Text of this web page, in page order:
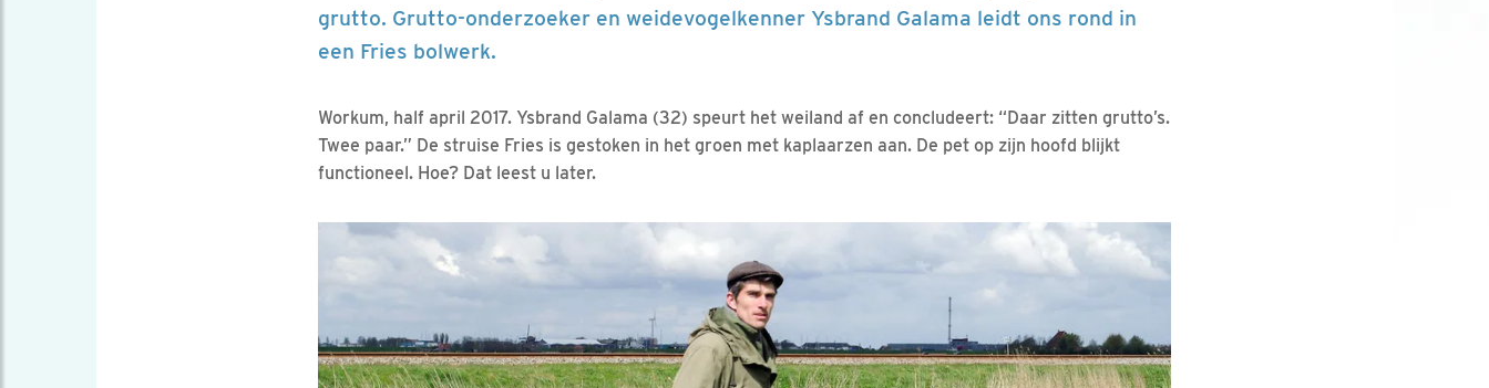
grutto. Grutto-onderzoeker en weidevogelkenner Ysbrand Galama leidt ons rond in
een Fries bolwerk.
Workum, half april 2017. Ysbrand Galama (32) speurt het weiland af en concludeert: “Daar zitten grutto’s.
Twee paar.” De struise Fries is gestoken in het groen met kaplaarzen aan. De pet op zijn hoofd blijkt
functioneel. Hoe? Dat leest u later.